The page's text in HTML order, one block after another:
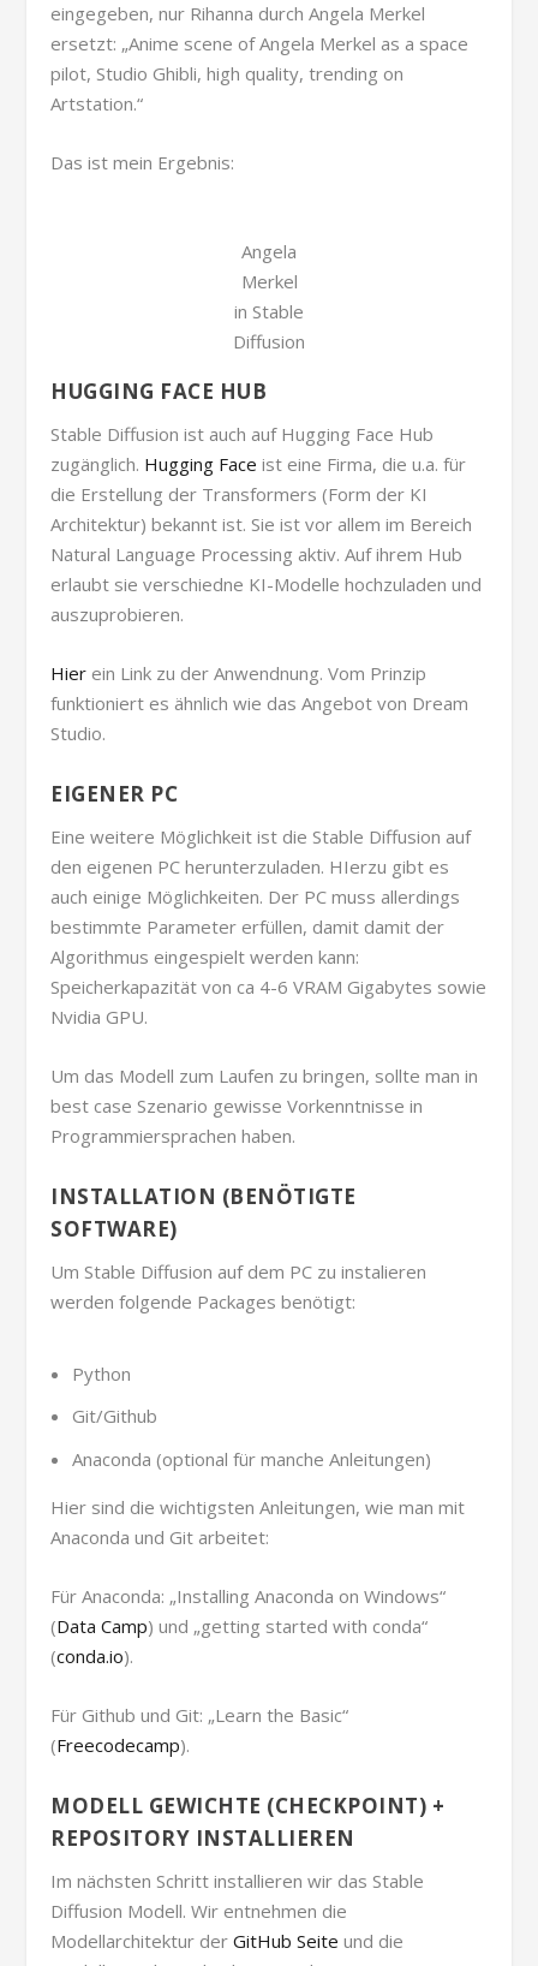
eingegeben, nur Rihanna durch Angela Merkel
ersetzt: „Anime scene of Angela Merkel as a space
pilot, Studio Ghibli, high quality, trending on
Artstation.“
Das ist mein Ergebnis:
Angela
Merkel
in Stable
Diffusion
HUGGING FACE HUB
Stable Diffusion ist auch auf Hugging Face Hub
zugänglich. Hugging Face ist eine Firma, die u.a. für
die Erstellung der Transformers (Form der KI
Architektur) bekannt ist. Sie ist vor allem im Bereich
Natural Language Processing aktiv. Auf ihrem Hub
erlaubt sie verschiedne KI-Modelle hochzuladen und
auszuprobieren.
Hier ein Link zu der Anwendnung. Vom Prinzip
funktioniert es ähnlich wie das Angebot von Dream
Studio.
EIGENER PC
Eine weitere Möglichkeit ist die Stable Diffusion auf
den eigenen PC herunterzuladen. HIerzu gibt es
auch einige Möglichkeiten. Der PC muss allerdings
bestimmte Parameter erfüllen, damit damit der
Algorithmus eingespielt werden kann:
Speicherkapazität von ca 4-6 VRAM Gigabytes sowie
Nvidia GPU.
Um das Modell zum Laufen zu bringen, sollte man in
best case Szenario gewisse Vorkenntnisse in
Programmiersprachen haben.
INSTALLATION (BENÖTIGTE
SOFTWARE)
Um Stable Diffusion auf dem PC zu instalieren
werden folgende Packages benötigt:
Python
Git/Github
Anaconda (optional für manche Anleitungen)
Hier sind die wichtigsten Anleitungen, wie man mit
Anaconda und Git arbeitet:
Für Anaconda: „Installing Anaconda on Windows“
(Data Camp) und „getting started with conda“
(conda.io).
Für Github und Git: „Learn the Basic“
(Freecodecamp).
MODELL GEWICHTE (CHECKPOINT) +
REPOSITORY INSTALLIEREN
Im nächsten Schritt installieren wir das Stable
Diffusion Modell. Wir entnehmen die
Modellarchitektur derGitHub Seiteund die